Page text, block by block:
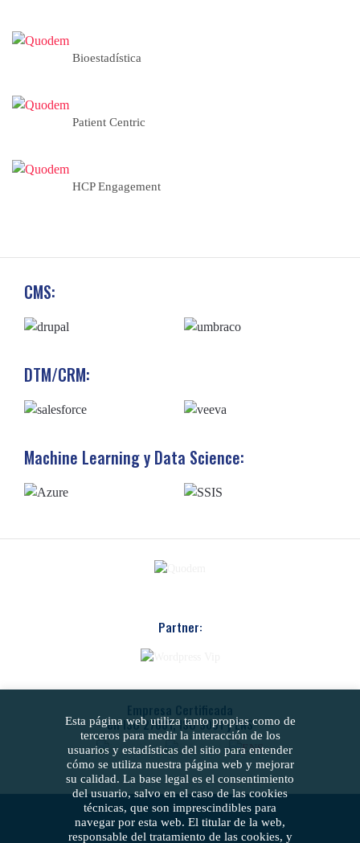
Bioestadística
Patient Centric
HCP Engagement
CMS:
DTM/CRM:
Machine Learning y Data Science:
Partner:
Empresa Certificada
en ISO 27001, ISO 9001 y ENS
Esta página web utiliza tanto propias como de
terceros para medir la interacción de los
usuarios y estadísticas del sitio para entender
cómo se utiliza nuestra página web y mejorar
su calidad. La base legal es el consentimiento
del usuario, salvo en el caso de las cookies
técnicas, que son imprescindibles para
navegar por esta web. El titular de la web,
responsable del tratamiento de las cookies, y